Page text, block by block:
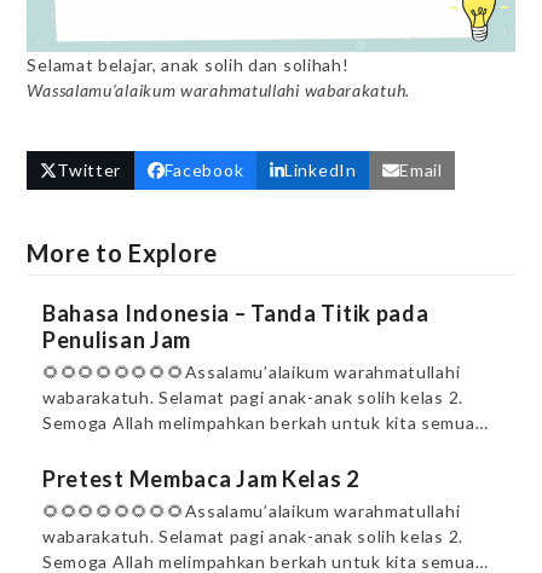
Selamat belajar, anak solih dan solihah!
Wassalamu’alaikum warahmatullahi wabarakatuh.
Twitter Facebook LinkedIn Email
More to Explore
Bahasa Indonesia – Tanda Titik pada
Penulisan Jam
🌻🌻🌻🌻🌻🌻🌻🌻Assalamu’alaikum warahmatullahi
wabarakatuh. Selamat pagi anak-anak solih kelas 2.
Semoga Allah melimpahkan berkah untuk kita semua…
Pretest Membaca Jam Kelas 2
🌻🌻🌻🌻🌻🌻🌻🌻Assalamu’alaikum warahmatullahi
wabarakatuh. Selamat pagi anak-anak solih kelas 2.
Semoga Allah melimpahkan berkah untuk kita semua…